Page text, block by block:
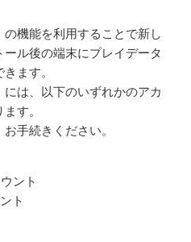
の機能を利用することで新し
ル後の端末にプレイデータ
ます。
には、以下のいずれかのアカ
す。
手続きください。
ント
ト